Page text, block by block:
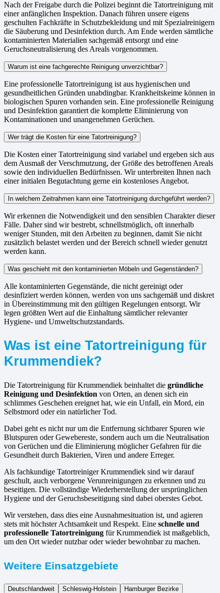
Nach der Freigabe durch die Polizei beginnt die Tatortreinigung mit
einer anfänglichen Inspektion. Danach führen unsere eigens
geschulten Fachkräfte in Schutzbekleidung und mit Spezialreinigern
die Säuberung und Desinfektion durch. Am Ende werden sämtliche
kontaminierten Materialien sachgemäß entsorgt und eine
Geruchsneutralisierung des Areals vorgenommen.
Warum ist eine fachgerechte Reinigung unverzichtbar?
Eine professionelle Tatortreinigung ist aus hygienischen und
gesundheitlichen Gründen unabdingbar. Krankheitskeime können in
biologischen Spuren vorhanden sein. Eine professionelle Reinigung
und Desinfektion garantiert die komplette Eliminierung von
Kontaminationen und unangenehmen Gerüchen.
Wer trägt die Kosten für eine Tatortreinigung?
Die Kosten einer Tatortreinigung sind variabel und ergeben sich aus
dem Ausmaß der Verschmutzung, der Größe des betroffenen Areals
sowie den individuellen Bedürfnissen. Wir unterbreiten Ihnen nach
einer initialen Begutachtung gerne ein kostenloses Angebot.
In welchem Zeitrahmen kann eine Tatortreinigung durchgeführt werden?
Wir erkennen die Notwendigkeit und den sensiblen Charakter dieser
Fälle. Daher sind wir bestrebt, schnellstmöglich, oft innerhalb
weniger Stunden, mit den Arbeiten zu beginnen, damit Sie nicht
zusätzlich belastet werden und der Bereich schnell wieder genutzt
werden kann.
Was geschieht mit den kontaminierten Möbeln und Gegenständen?
Alle kontaminierten Gegenstände, die nicht gereinigt oder
desinfiziert werden können, werden von uns sachgemäß und diskret
in Übereinstimmung mit den gültigen Regelungen entsorgt. Wir
legen größten Wert auf die Einhaltung sämtlicher relevanter
Hygiene- und Umweltschutzstandards.
Was ist eine Tatortreinigung für
Krummendiek?
Die Tatortreinigung für Krummendiek beinhaltet die gründliche
Reinigung und Desinfektion von Orten, an denen sich ein
schlimmes Geschehen ereignet hat, wie ein Unfall, ein Mord, ein
Selbstmord oder ein natürlicher Tod.
Dabei geht es nicht nur um die Entfernung sichtbarer Spuren wie
Blutspuren oder Gewebereste, sondern auch um die Neutralisation
von Gerüchen und die Eliminierung möglicher Gefahren für die
Gesundheit durch Bakterien, Viren und andere Erreger.
Als fachkundige Tatortreiniger Krummendiek sind wir darauf
geschult, auch verborgene Verunreinigungen zu erkennen und zu
beseitigen. Die vollständige Wiederherstellung der ursprünglichen
Hygiene und der Geruchsbeseitigung sind dabei oberstes Gebot.
Wir verstehen, dass dies eine Ausnahmesituation ist, und agieren
stets mit höchster Achtsamkeit und Respekt. Eine schnelle und
professionelle Tatortreinigung für Krummendiek ist maßgeblich,
um den Ort wieder nutzbar oder wieder bewohnbar zu machen.
Weitere Einsatzgebiete
Deutschlandweit Schleswig-Holstein
Hamburger Bezirke